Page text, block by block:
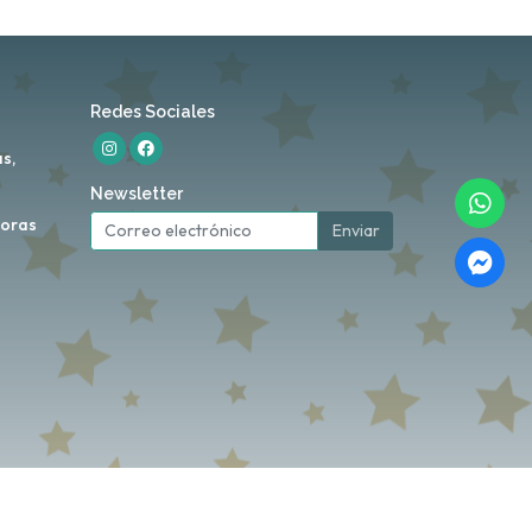
Redes Sociales
Newsletter
Enviar